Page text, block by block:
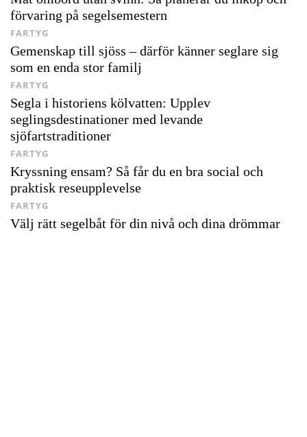
förvaring på segelsemestern
Gemenskap till sjöss – därför känner seglare sig
som en enda stor familj
FARTYG
Segla i historiens kölvatten: Upplev
seglingsdestinationer med levande
sjöfartstraditioner
FARTYG
Kryssning ensam? Så får du en bra social och
praktisk reseupplevelse
FARTYG
Välj rätt segelbåt för din nivå och dina drömmar
FARTYG